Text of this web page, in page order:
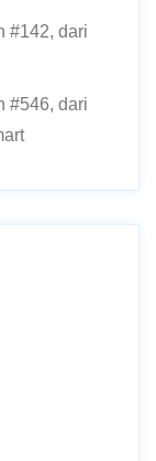
#142, dari
#546, dari